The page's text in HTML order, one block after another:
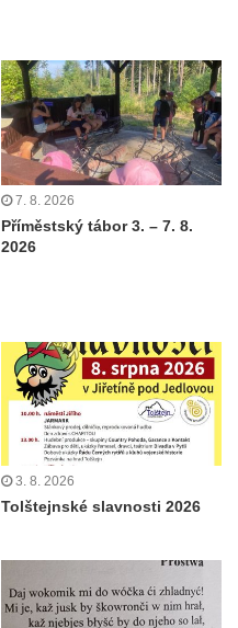
7. 8. 2026
Příměstský tábor 3. – 7. 8.
2026
3. 8. 2026
Tolštejnské slavnosti 2026